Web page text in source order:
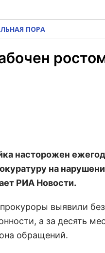
ПОРА
насторожен
на
РИА Новости.
выявили
а за десять
обращений.